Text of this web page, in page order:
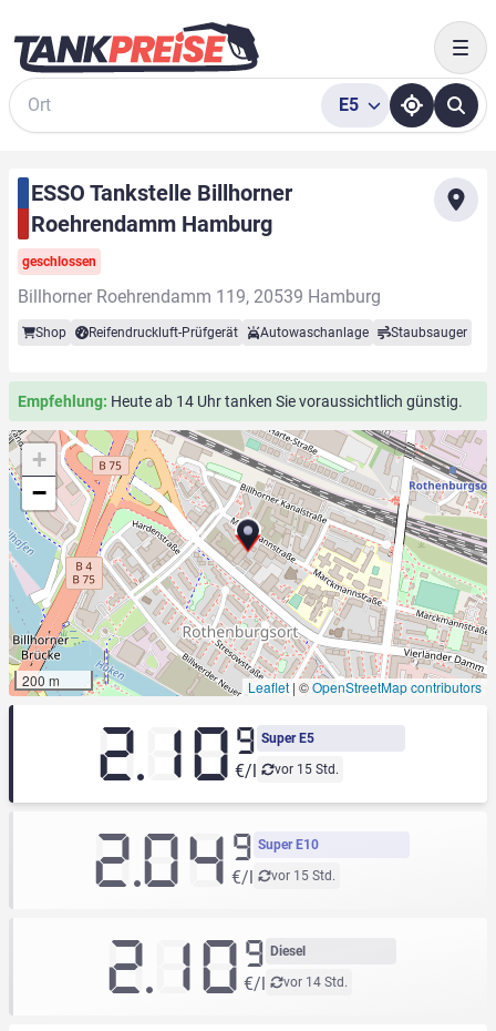
Suche
E5
ESSO Tankstelle Billhorner
Roehrendamm Hamburg
geschlossen
Billhorner Roehrendamm 119, 20539 Hamburg
Shop Reifendruckluft-Prüfgerät Autowaschanlage Staubsauger
Empfehlung: Heute ab 14 Uhr tanken Sie voraussichtlich günstig.
+
−
200 m Leaflet | ©OpenStreetMap contributors
Super E5
vor 15 Std.
2.109
€/l
Super E10
vor 15 Std.
2.04 9
€/l
Diesel
vor 14 Std.
2.109
€/l